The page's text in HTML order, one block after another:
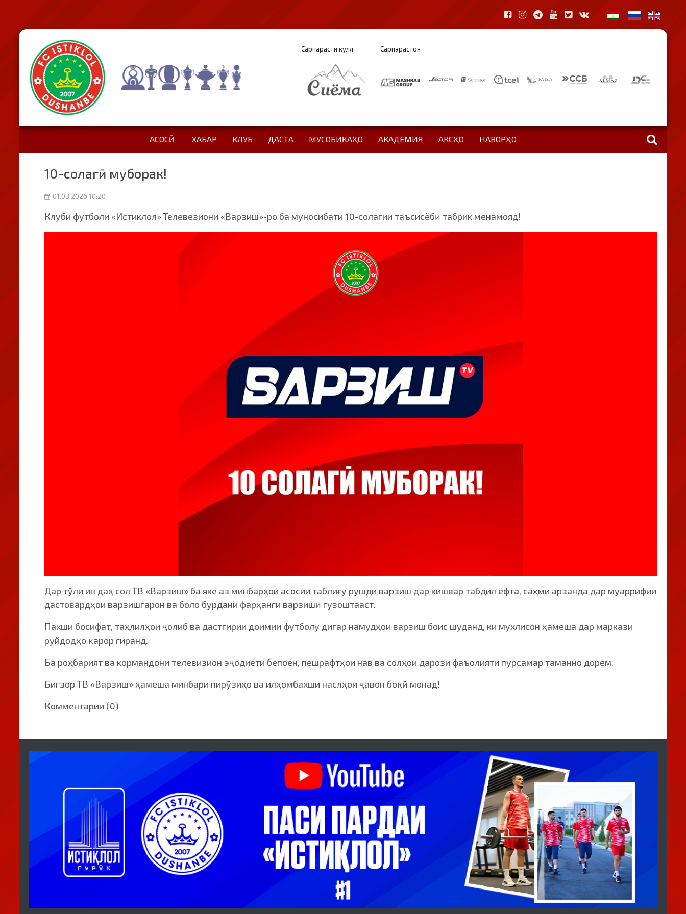
Сарпарасти кулл Сарпарастон
АСОСӢ ХАБАР КЛУБ ДАСТА МУСОБИҚАҲО АКАДЕМИЯ АКСҲО НАВОРҲО
10-солагӣ муборак!
01.03.2026 10:20
Клуби футболи «Истиклол» Телевезиони «Варзиш»-ро ба муносибати 10-солагии таъсисёбӣ табрик менамояд!
Дар тӯли ин даҳ сол ТВ «Варзиш» ба яке аз минбарҳои асосии таблиғу рушди варзиш дар кишвар табдил ёфта, саҳми арзанда дар муаррифии
дастовардҳои варзишгарон ва боло бурдани фарҳанги варзишӣ гузоштааст.
Пахши босифат, таҳлилҳои ҷолиб ва дастгирии доимии футболу дигар намудҳои варзиш боис шуданд, ки мухлисон ҳамеша дар маркази
рӯйдодҳо қарор гиранд.
Ба роҳбарият ва кормандони телевизион эҷодиёти бепоён, пешрафтҳои нав ва солҳои дарози фаъолияти пурсамар таманно дорем.
Бигзор ТВ «Варзиш» ҳамеша минбари пирӯзиҳо ва илҳомбахши наслҳои ҷавон боқӣ монад!
Комментарии (0)